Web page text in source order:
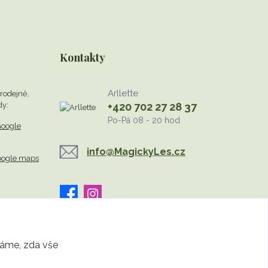
maps
Kontakty
Arllette
+420 702 27 28 37
Po-Pá 08 - 20 hod
info@MagickyLes.cz
zda vše